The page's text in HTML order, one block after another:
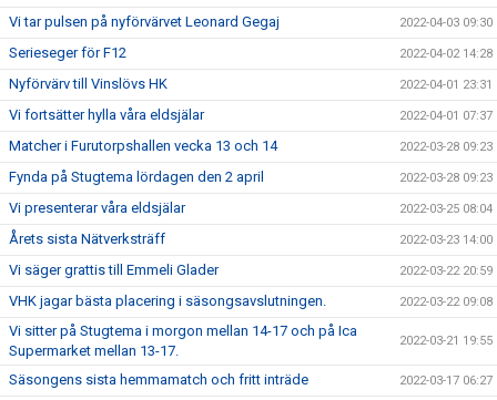
Vi tar pulsen på nyförvärvet Leonard Gegaj 2022-04-03 09:30
Serieseger för F12 2022-04-02 14:28
Nyförvärv till Vinslövs HK 2022-04-01 23:31
Vi fortsätter hylla våra eldsjälar 2022-04-01 07:37
Matcher i Furutorpshallen vecka 13 och 14 2022-03-28 09:23
Fynda på Stugtema lördagen den 2 april 2022-03-28 09:23
Vi presenterar våra eldsjälar 2022-03-25 08:04
Årets sista Nätverksträff 2022-03-23 14:00
Vi säger grattis till Emmeli Glader 2022-03-22 20:59
VHK jagar bästa placering i säsongsavslutningen. 2022-03-22 09:08
Vi sitter på Stugtema i morgon mellan 14-17 och på Ica
Supermarket mellan 13-17.
2022-03-21 19:55
Säsongens sista hemmamatch och fritt inträde 2022-03-17 06:27